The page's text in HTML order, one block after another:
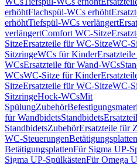
erhöhtFlachspül-WCs erhöht
erhöhtTiefspül-WCs verlängert
verlängertComfort WC-Sitze
SitzeErsatzteile für WC-SitzeWC-
SitzringeWCs für Kinder
WCsErsatzteile für Wand-WCs
WCsWC-Sitze für Kinder
SitzeErsatzteile für WC-SitzeWC-
SitzringeHock-WCsMit
SpülungZubehör
für WandbidetsStandbidets
StandbidetsZubehörErsatzteile für
WC-SteuerungenBetätigungsplatten
BetätigungsplattenFür Sigma UP-
Sigma UP-SpülkästenFür Omega